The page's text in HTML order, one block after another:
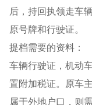
后，持回执领走车
原号牌和行驶证。
提档需要的资料：
车辆行驶证，机动
置附加税证。原车
属于外地户口，则